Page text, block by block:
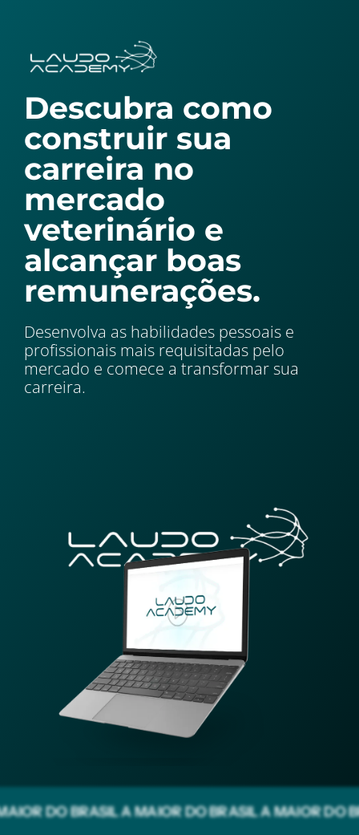
Descubra como
construir sua
carreira no
mercado
veterinário e
alcançar boas
remunerações.
Desenvolva as habilidades pessoais e
profissionais mais requisitadas pelo
mercado e comece a transformar sua
carreira.
DO BRASIL A MAIOR DO BRASIL A MAIOR DO